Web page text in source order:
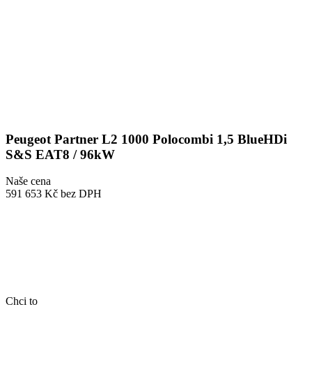
Peugeot Partner L2 1000 Polocombi 1,5 BlueHDi
S&S EAT8 / 96kW
Naše cena
591 653 Kč bez DPH
Chci to